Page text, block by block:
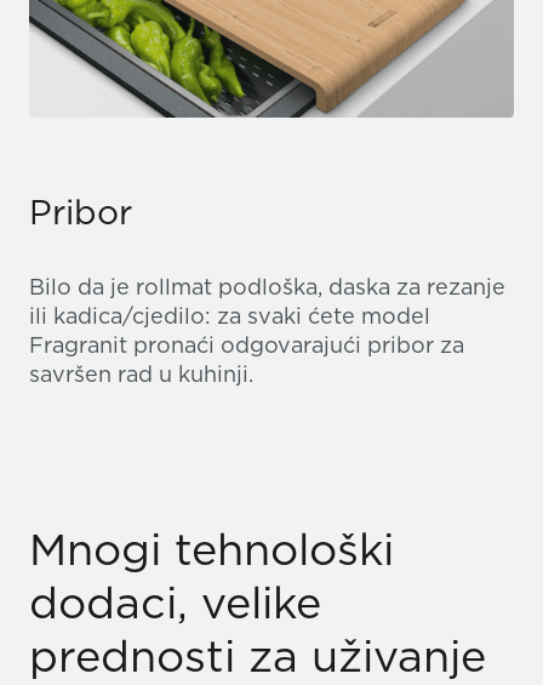
Pribor
Bilo da je rollmat podloška, daska za rezanje
ili kadica/cjedilo: za svaki ćete model
Fragranit pronaći odgovarajući pribor za
savršen rad u kuhinji.
Mnogi tehnološki
dodaci, velike
prednosti za uživanje